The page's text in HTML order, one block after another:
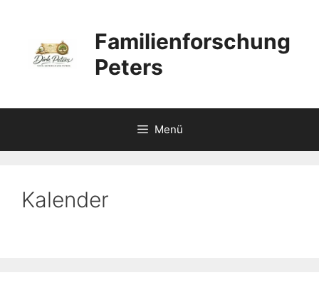
springen
Familienforschung
Peters
Menü
Kalender